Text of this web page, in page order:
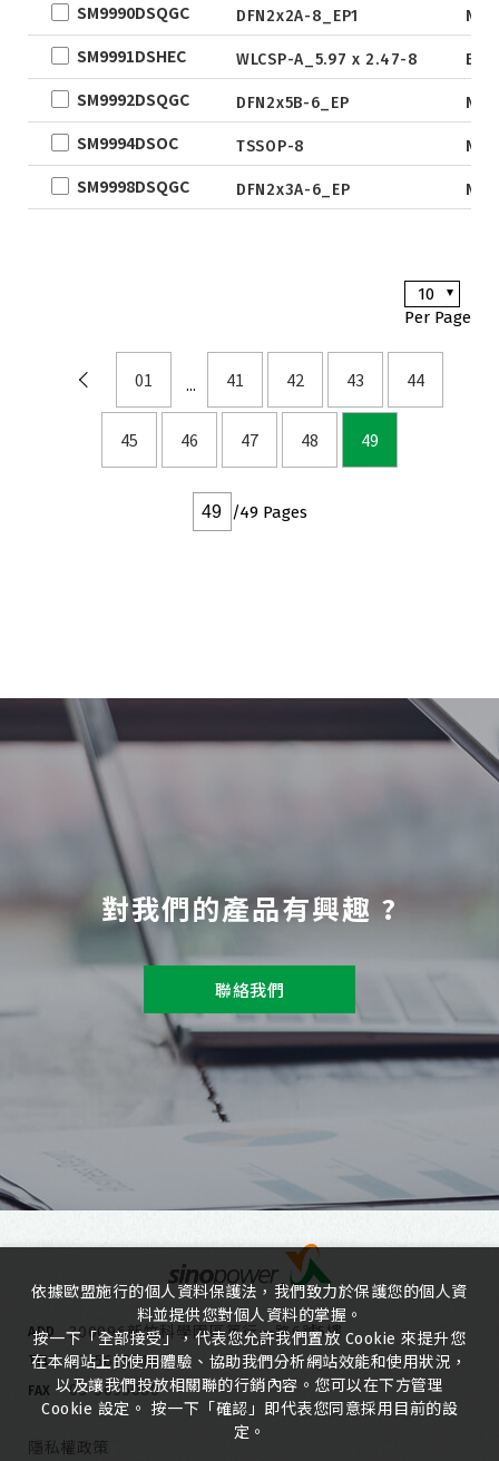
TSOT-23
TSOT-23-6
SC-70
SOP
DFN5x6
DFN3.3x3.3
DFN2x5
DFN2x3
DFN3x2
SM9990DSQGC DFN2x2A-8_EP1 New
SM9991DSHEC WLCSP-A_5.97 x 2.47-8
SM9992DSQGC DFN2x5B-6_EP New
SM9994DSOC TSSOP-8 New
SM9998DSQGC DFN2x3A-6_EP New
10
Per Page
01 41 42 43 44
45 46 47 48 49
/49 Pages
對我們的產品有興趣 ?
聯絡我們
ADD 300096新竹科學園區篤行一路6號5樓
TEL 03-5635818
FAX 03-5635080
隱私權政策
依據歐盟施行的個人資料保護法，我們致力於保護您的個人資
料並提供您對個人資料的掌握。
按一下「全部接受」，代表您允許我們置放 Cookie 來提升您
在本網站上的使用體驗、協助我們分析網站效能和使用狀況，
以及讓我們投放相關聯的行銷內容。您可以在下方管理
Cookie 設定。 按一下「確認」即代表您同意採用目前的設
定。